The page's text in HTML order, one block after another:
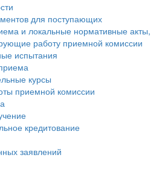
для поступающих
и локальные нормативные акты,
работу приемной комиссии
испытания
курсы
приемной комиссии
кредитование
заявлений